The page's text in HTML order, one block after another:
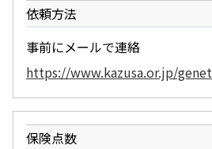
依頼方法
事前にメールで連絡
https://www.kazusa.or.jp/
保険点数